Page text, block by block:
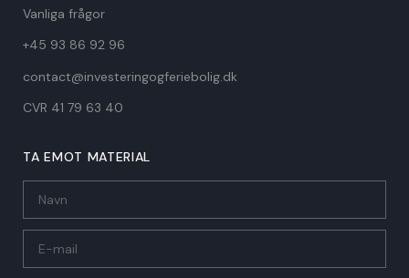
Vanliga frågor
+45 93 86 92 96
contact@investeringogferiebolig.dk
CVR 41 79 63 40​
TA EMOT MATERIAL